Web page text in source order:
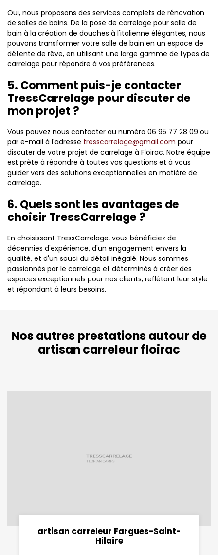
Oui, nous proposons des services complets de rénovation
de salles de bains. De la pose de carrelage pour salle de
bain à la création de douches à l'italienne élégantes, nous
pouvons transformer votre salle de bain en un espace de
détente de rêve, en utilisant une large gamme de types de
carrelage pour répondre à vos préférences.
5. Comment puis-je contacter
TressCarrelage pour discuter de
mon projet ?
Vous pouvez nous contacter au numéro 06 95 77 28 09 ou
par e-mail à l'adresse tresscarrelage@gmail.com pour
discuter de votre projet de carrelage à Floirac. Notre équipe
est prête à répondre à toutes vos questions et à vous
guider vers des solutions exceptionnelles en matière de
carrelage.
6. Quels sont les avantages de
choisir TressCarrelage ?
En choisissant TressCarrelage, vous bénéficiez de
décennies d'expérience, d'un engagement envers la
qualité, et d'un souci du détail inégalé. Nous sommes
passionnés par le carrelage et déterminés à créer des
espaces exceptionnels pour nos clients, reflétant leur style
et répondant à leurs besoins.
Nos autres prestations autour de
artisan carreleur floirac
artisan carreleur Fargues-Saint-
Hilaire